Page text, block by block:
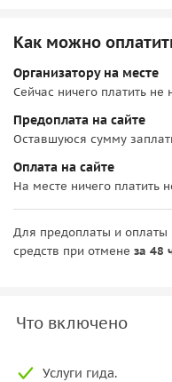
Как можно
Организатору на месте
Сейчас ничего платить не
Предоплата на сайте
Оставшуюся сумму
Оплата на сайте
На месте ничего платить
Для предоплаты и оплаты
средств при отмене за 48
Что включено
Услуги гида.